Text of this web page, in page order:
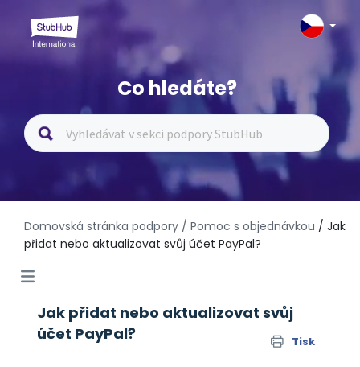
Co hledáte?
Domovská stránka podpory / Pomoc s objednávkou / Jak
přidat nebo aktualizovat svůj účet PayPal?
Jak přidat nebo aktualizovat svůj
účet PayPal?
Tisk